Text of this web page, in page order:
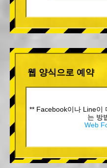
웹 양식으로 예약
** Facebook이나 Line이
는 방
Web